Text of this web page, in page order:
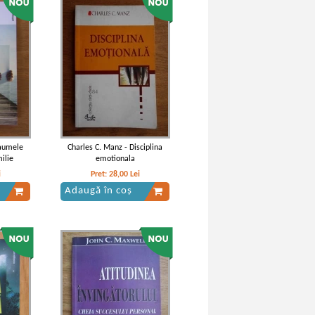
C. G. Jung - Opere complete, vol. 6.
Tipuri psihologice
IN STOC
Pret:34,00Lei
Adaugă în coș
vol. 9 -
C. G. Jung - Opere complete, vol. 7 -
Doua scrieri despre psihologia
Charles C. Manz - Disciplina
emotionala
Pret: 28,00 Lei
Adaugă în coș